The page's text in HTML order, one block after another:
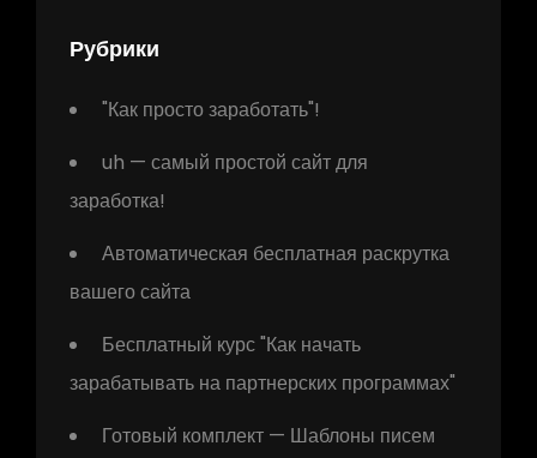
Рубрики
"Как просто заработать"!
uh — самый простой сайт для
заработка!
Автоматическая бесплатная раскрутка
вашего сайта
Бесплатный курс "Как начать
зарабатывать на партнерских программах"
Готовый комплект — Шаблоны писем